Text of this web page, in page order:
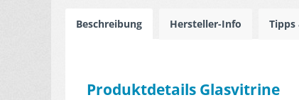
Beschreibung Hersteller-Info Tipps
Produktdetails Glasvitrine